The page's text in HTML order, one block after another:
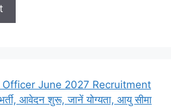
Officer June 2027 Recruitment
आवेदन शुरू, जानें योग्यता, आयु सीमा